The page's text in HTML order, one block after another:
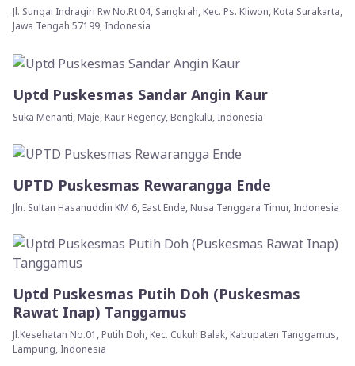
Jl. Sungai Indragiri Rw No.Rt 04, Sangkrah, Kec. Ps. Kliwon, Kota Surakarta,
Jawa Tengah 57199, Indonesia
Uptd Puskesmas Sandar Angin Kaur
Suka Menanti, Maje, Kaur Regency, Bengkulu, Indonesia
UPTD Puskesmas Rewarangga Ende
Jln. Sultan Hasanuddin KM 6, East Ende, Nusa Tenggara Timur, Indonesia
Uptd Puskesmas Putih Doh (Puskesmas
Rawat Inap) Tanggamus
Jl.Kesehatan No.01, Putih Doh, Kec. Cukuh Balak, Kabupaten Tanggamus,
Lampung, Indonesia